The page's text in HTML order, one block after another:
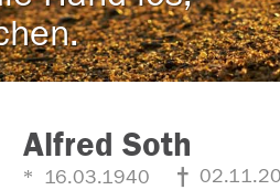
Alfred Soth
16.03.1940